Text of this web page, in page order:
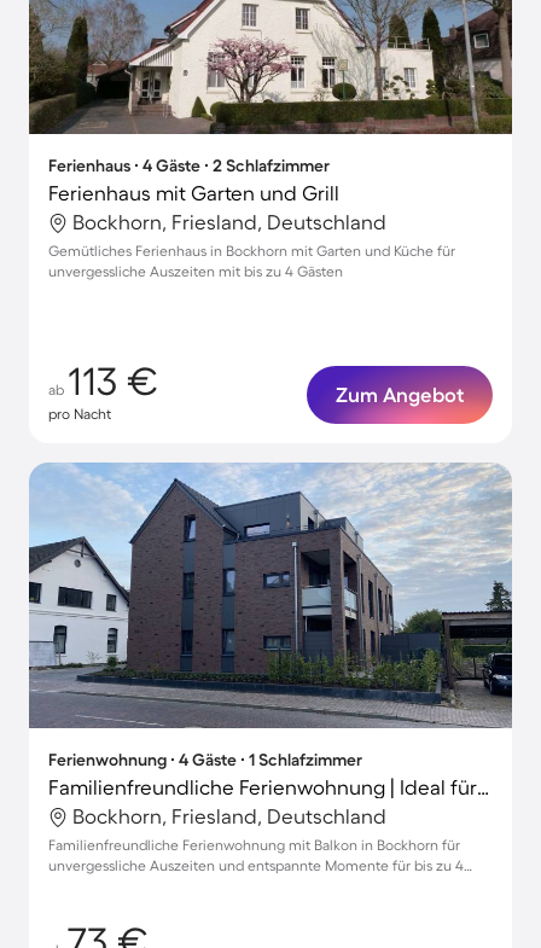
Ferienhaus ∙ 4 Gäste ∙ 2 Schlafzimmer
Ferienhaus mit Garten und Grill
Bockhorn, Friesland, Deutschland
Gemütliches Ferienhaus in Bockhorn mit Garten und Küche für
unvergessliche Auszeiten mit bis zu 4 Gästen
ab 113 €
pro Nacht
Zum Angebot
Ferienwohnung ∙ 4 Gäste ∙ 1 Schlafzimmer
Familienfreundliche Ferienwohnung | Ideal für Homeoffice
Bockhorn, Friesland, Deutschland
Familienfreundliche Ferienwohnung mit Balkon in Bockhorn für
unvergessliche Auszeiten und entspannte Momente für bis zu 4